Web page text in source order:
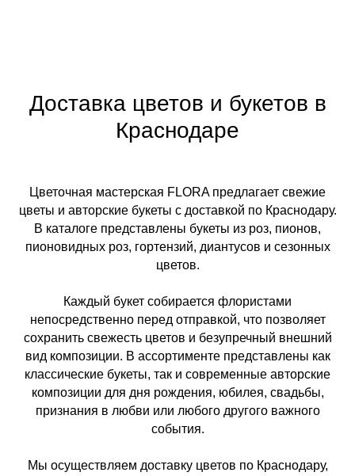
Доставка цветов и букетов в
Краснодаре
Цветочная мастерская FLORA предлагает свежие
цветы и авторские букеты с доставкой по Краснодару.
В каталоге представлены букеты из роз, пионов,
пионовидных роз, гортензий, диантусов и сезонных
цветов.
Каждый букет собирается флористами
непосредственно перед отправкой, что позволяет
сохранить свежесть цветов и безупречный внешний
вид композиции. В ассортименте представлены как
классические букеты, так и современные авторские
композиции для дня рождения, юбилея, свадьбы,
признания в любви или любого другого важного
события.
Мы осуществляем доставку цветов по Краснодару,